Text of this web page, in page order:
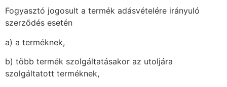
Fogyasztó jogosult a termék adásvételére irányuló
szerződés esetén
a) a terméknek,
b) több termék szolgáltatásakor az utoljára
szolgáltatott terméknek,